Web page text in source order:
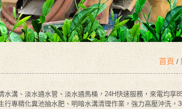
首頁 /
水溝、淡水通水管、淡水通馬桶，24H快速服務，來電均享
行專精化糞池抽水肥、明暗水溝清理作業，強力高壓沖洗，